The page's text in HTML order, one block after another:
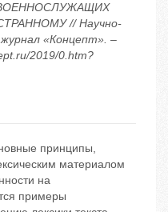
// Научно-
«Концепт». –
2019/0.htm?
принципы,
материалом
на
примеры